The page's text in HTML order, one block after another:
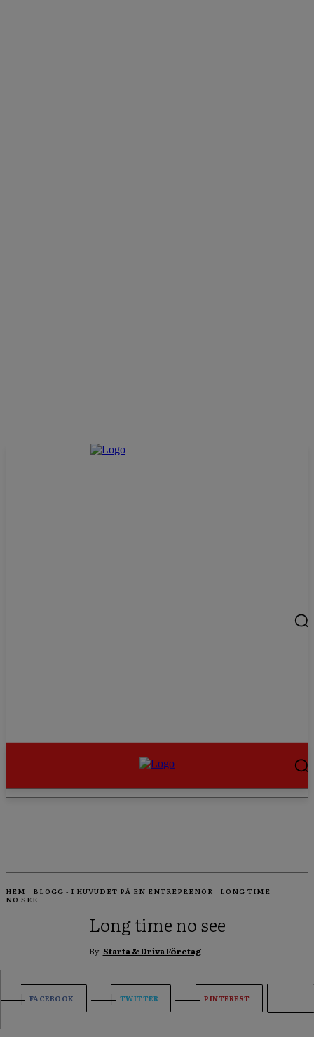
HEM BLOGG - I HUVUDET PÅ EN ENTREPRENÖR
LONG TIME
NO SEE
Long time no see
By Starta & Driva Företag
FACEBOOK TWITTER PINTEREST